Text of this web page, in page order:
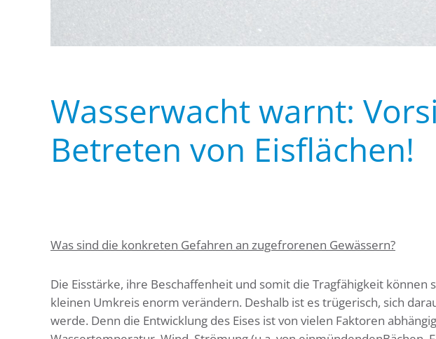
Wasserwacht warnt:
Betreten von Eisflächen!
Was sind die konkreten Gefahren an zugefrorenen Gewässern?
Die Eisstärke, ihre Beschaffenheit und somit die Tragfähigkeit können
kleinen Umkreis enorm verändern. Deshalb ist es trügerisch, sich
werde. Denn die Entwicklung des Eises ist von vielen Faktoren